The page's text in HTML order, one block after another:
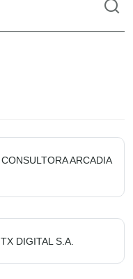
CONSULTORA ARCADIA
TX DIGITAL S.A.